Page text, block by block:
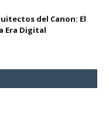
del Canon: El
Era Digital